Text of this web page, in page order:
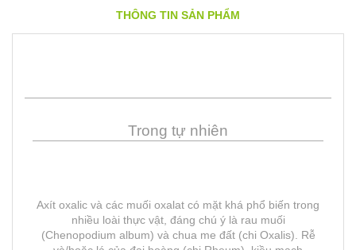
THÔNG TIN SẢN PHẨM
Trong tự nhiên
Axít oxalic và các muối oxalat có mặt khá phổ biến trong
nhiều loài thực vật, đáng chú ý là rau muối
(Chenopodium album) và chua me đất (chi Oxalis). Rễ